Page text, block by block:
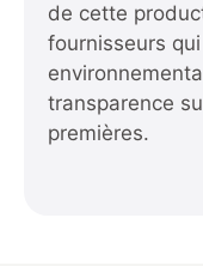
de cette
fournisseurs
transparence
premières.